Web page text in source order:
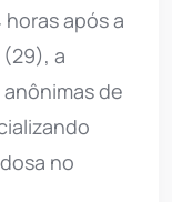
após a
a
de
no